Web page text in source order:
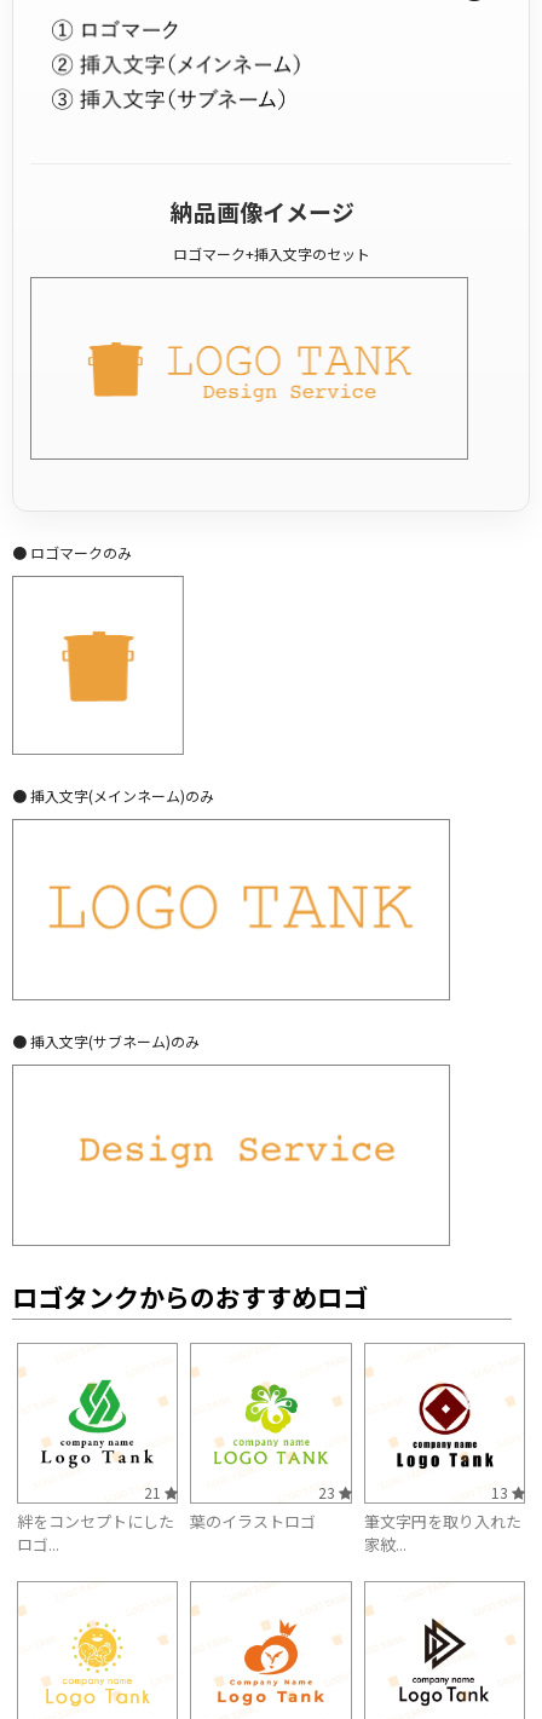
納品画像イメージ
ロゴマーク+挿入文字のセット
● ロゴマークのみ
● 挿入文字(メインネーム)のみ
● 挿入文字(サブネーム)のみ
ロゴタンクからのおすすめロゴ
21
絆をコンセプトにした
ロゴ...
23
葉のイラストロゴ
13
筆文字円を取り入れた
家紋...